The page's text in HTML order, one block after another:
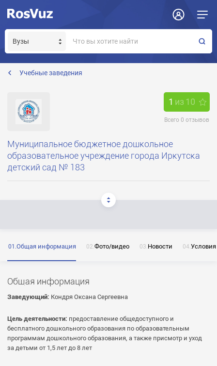
Учебные заведения
1 из 10
Всего 0 отзывов
Муниципальное бюджетное дошкольное
образовательное учреждение города Иркутска
детский сад № 183
Общая информация Фото/видео Новости
Общая информация
Заведующий: Кондря Оксана Сергеевна
Цель деятельности: предоставление общедоступного и
бесплатного дошкольного образования по образовательным
программам дошкольного образования, а также присмотр и уход
за детьми от 1,5 лет до 8 летОТПРАВИТЬ
ОТПРАВИТЬ
на обработку моих персональных данных
ОТПРАВИТЬ
Нажимая на кнопку «Отправить» я даю согласие